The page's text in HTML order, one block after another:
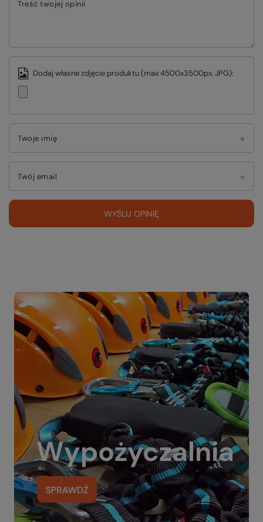
Treść twojej opinii
Dodaj własne zdjęcie produktu (max 4500x3500px, JPG):
Twoje imię
Twój email
WYŚLIJ OPINIĘ